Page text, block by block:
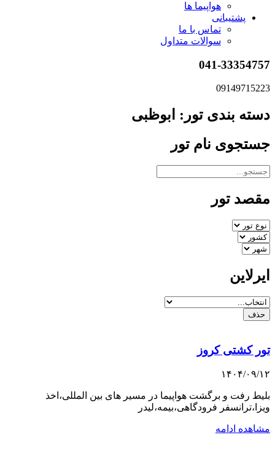
هواپیما ها
پشتیبانی
تماس با ما
سوالات متداول
041-33354757
09149715223
دسته بندی تور: ابوظبی
جستجوی نام تور
مقصد تور
ایرلاین
حذف
تور کشتی کروز
۱۴۰۴/۰۹/۱۲
بلیط رفت و برگشت هواپیما در مسیر های بین المللی،اخذ
ویزا،ترانسفر فرودگاهی،بیمه،لیدر
مشاهده ادامه